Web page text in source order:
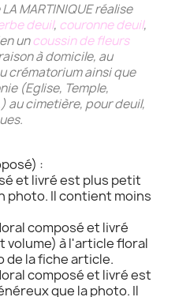
MARTINIQUE réalise
deuil, couronne deuil,
uncoussin de fleurs
à domicile, au
crématorium ainsi que
(Eglise, Temple,
au cimetière, pour deuil,
:
et livré est plus petit
photo. Il contient moins
composé et livré
à l'article floral
de la fiche article.
composé et livré est
que la photo. Il